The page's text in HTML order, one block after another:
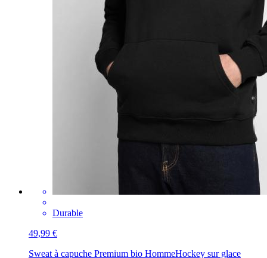
Durable
49,99 €
Sweat à capuche Premium bio HommeHockey sur glace